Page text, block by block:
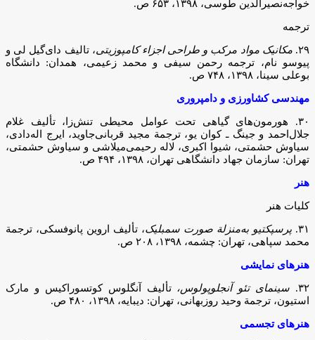
خواجه‌نصیرالدین طوسی، ۱۳۹۸، ۶۵۳ ص.
ترجمه
۲۹. مکانیک مواد مرکب و طراحی اجزاء کامپوزیتی، تالیف دای‌گیل لی و
پیوسو نام، ترجمه رحمن سیفی و محمد زعیمی، همدان: دانشگاه
بوعلی سینا، ۱۳۹۸، ۷۴۸ ص.
مهندسی کشاورزی و دامپروری
۳۰. هورمون‌های گیاهی تحت عوامل محیطی تنش‌زا، تألیف غلام
جلال‌احمد و جینگ ـ کوان یو، ترجمة مجید قربانی‌جاوید، ایرج اله‌دادی،
سیاوش حشمتی، شیوا اکبری، لاله رحیمی‌میلاشی و سیاوش حشمتی،
تهران: سازمان جهاد دانشگاهی تهران، ۱۳۹۸، ۴۹۴ ص.
هنر
کلیات هنر
۳۱. پرسپکتیو به‌منزلة صورت سمبلیک، تألیف اروین پانوفسکی، ترجمة
محمد سپاهی، تهران: چشمه، ۱۳۹۸، ۲۰۸ ص.
هنرهای نمایشی
۳۲. سینمای تئو آنجلوپولوس، تألیف آنگلوس کوتسوراکیس و مارک
استیون، ترجمة وحید روزبهانی، تهران: دیبایه، ۱۳۹۸، ۴۸۰ ص.
هنرهای تجسمی